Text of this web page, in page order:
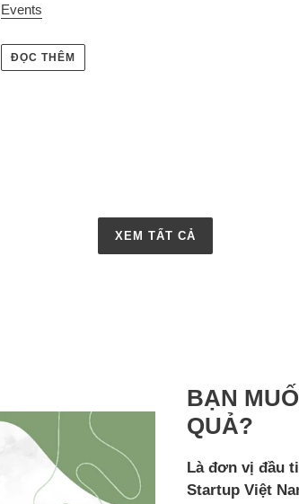
Events
ĐỌC THÊM
XEM TẤT CẢ
BẠN
QUẢ?
Là đơn vị đầu
Startup Việt